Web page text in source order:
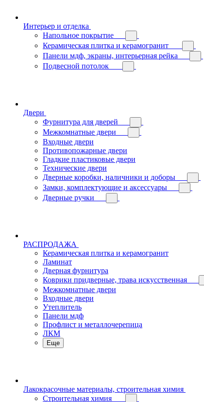
Интерьер и отделка
Напольное покрытие
Керамическая плитка и керамогранит
Панели мдф, экраны, интерьерная рейка
Подвесной потолок
Двери
Фурнитура для дверей
Межкомнатные двери
Входные двери
Противопожарные двери
Гладкие пластиковые двери
Технические двери
Дверные коробки, наличники и доборы
Замки, комплектующие и аксессуары
Дверные ручки
РАСПРОДАЖА
Керамическая плитка и керамогранит
Ламинат
Дверная фурнитура
Коврики придверные, трава искусственная
Межкомнатные двери
Входные двери
Утеплитель
Панели мдф
Профлист и металлочерепица
ЛКМ
Еще
Лакокрасочные материалы, строительная химия
Строительная химия